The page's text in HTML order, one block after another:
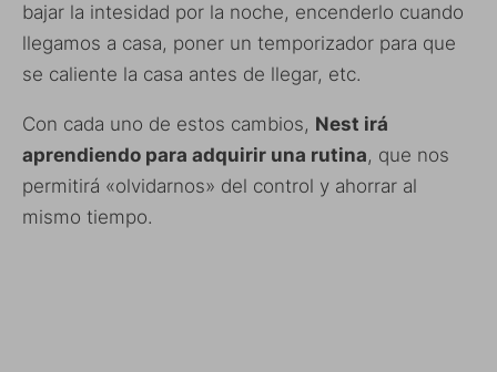
bajar la intesidad por la noche, encenderlo cuando
llegamos a casa, poner un temporizador para que
se caliente la casa antes de llegar, etc.
Con cada uno de estos cambios, Nest irá
aprendiendo para adquirir una rutina, que nos
permitirá «olvidarnos» del control y ahorrar al
mismo tiempo.